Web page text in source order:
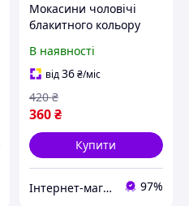
Мокасини чоловічі
блакитного кольору
В наявності
від36₴/міс
360₴
420 ₴
Купити
Інтернет-магазин Minimalka.com - мінімальні ціни на одяг та взуття, спідню білизну та інші товари 97%